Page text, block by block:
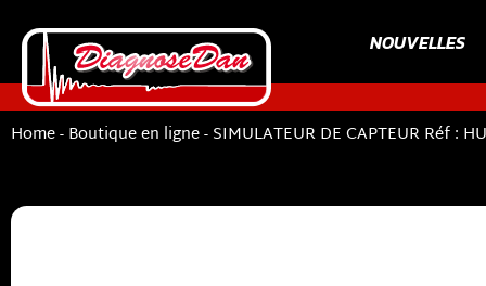
NOUVELLES
Home-Boutique en ligne-SIMULATEUR DE CAPTEUR Réf :